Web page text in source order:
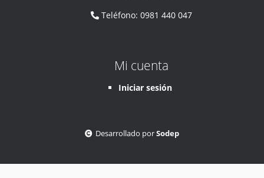
Teléfono:0981 440 047
Mi cuenta
Iniciar sesión
Desarrollado porSodep